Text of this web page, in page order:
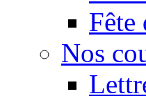
Fête
Nos